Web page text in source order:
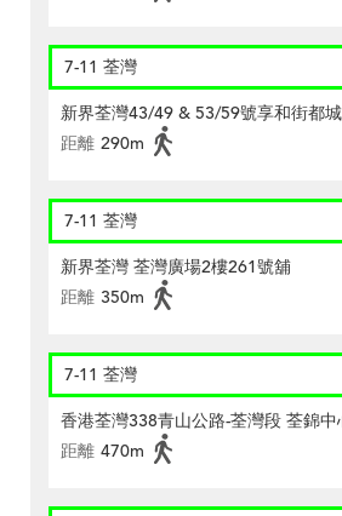
7-11 荃灣
新界荃灣43/49 & 53/59號享和街都
距離 290m
7-11 荃灣
新界荃灣 荃灣廣場2樓261號舖
距離 350m
7-11 荃灣
香港荃灣338青山公路-荃灣段 荃錦
距離 470m